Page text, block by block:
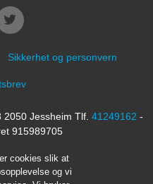
Sikkerhet og personvern
2050 Jessheim Tlf. 41249162 -
915989705
cookies slik at
og vi